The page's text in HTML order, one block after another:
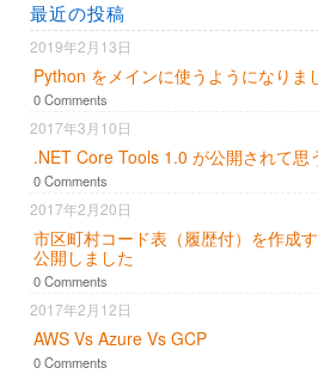
最近の投稿
2019年2月13日
Python をメインに使うようになりま
0 Comments
2017年3月10日
.NET Core Tools 1.0 が公開されて思
0 Comments
2017年2月20日
市区町村コード表（履歴付）を作成
公開しました
0 Comments
2017年2月12日
AWS Vs Azure Vs GCP
0 Comments